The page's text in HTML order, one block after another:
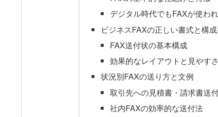
デジタル時代でもFAXが使わ
ビジネスFAXの正しい書式と構
FAX送付状の基本構成
効果的なレイアウトと見やす
状況別FAXの送り方と文例
取引先への見積書・請求書送
社内FAXの効率的な送付法